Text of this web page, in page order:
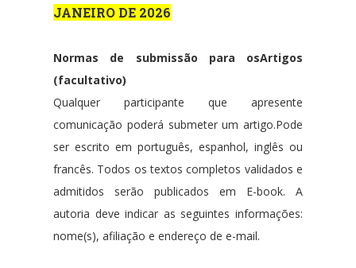
JANEIRO DE 2026
Normas de submissão para osArtigos
(facultativo)
Qualquer participante que apresente
comunicação poderá submeter um artigo.Pode
ser escrito em português, espanhol, inglês ou
francês. Todos os textos completos validados e
admitidos serão publicados em E-book. A
autoria deve indicar as seguintes informações:
nome(s), afiliação e endereço de e-mail.